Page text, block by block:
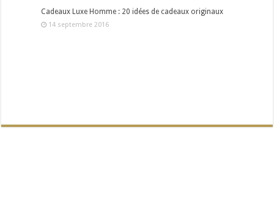
Cadeaux Luxe Homme : 20 idées de cadeaux originaux
14 septembre 2016